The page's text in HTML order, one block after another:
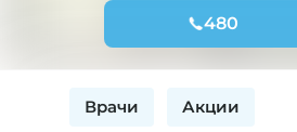
480
Врачи Акции